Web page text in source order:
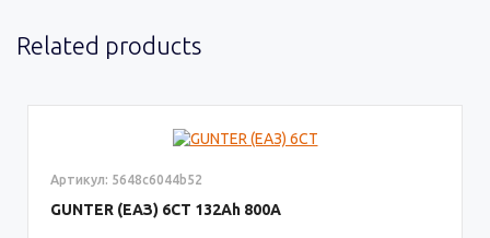
Related products
Артикул: 5648c6044b52
GUNTER (ЕАЗ) 6СТ 132 800